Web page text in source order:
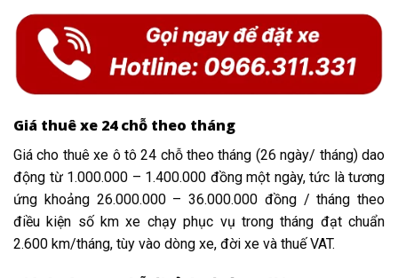
Giá thuê xe 24 chỗ theo tháng
Giá cho thuê xe ô tô 24 chỗ theo tháng (26 ngày/ tháng) dao
động từ 1.000.000 – 1.400.000 đồng một ngày, tức là tương
ứng khoảng 26.000.000 – 36.000.000 đồng / tháng theo
điều kiện số km xe chạy phục vụ trong tháng đạt chuẩn
2.600 km/tháng, tùy vào dòng xe, đời xe và thuế VAT.